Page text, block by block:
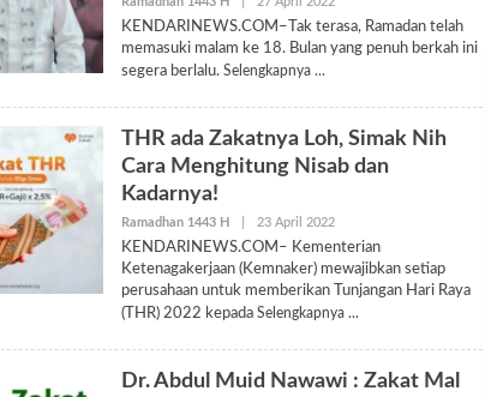
KENDARINEWS.COM–Tak terasa, Ramadan telah
memasuki malam ke 18. Bulan yang penuh berkah ini
segera berlalu. Selengkapnya
THR ada Zakatnya Loh, Simak Nih
Cara Menghitung Nisab dan
Kadarnya!
Ramadhan 1443 H 23 April 2022Oleh
KENDARINEWS.COM– Kementerian
Ketenagakerjaan (Kemnaker) mewajibkan setiap
perusahaan untuk memberikan Tunjangan Hari Raya
(THR) 2022 kepada Selengkapnya
Dr. Abdul Muid Nawawi : Zakat Mal